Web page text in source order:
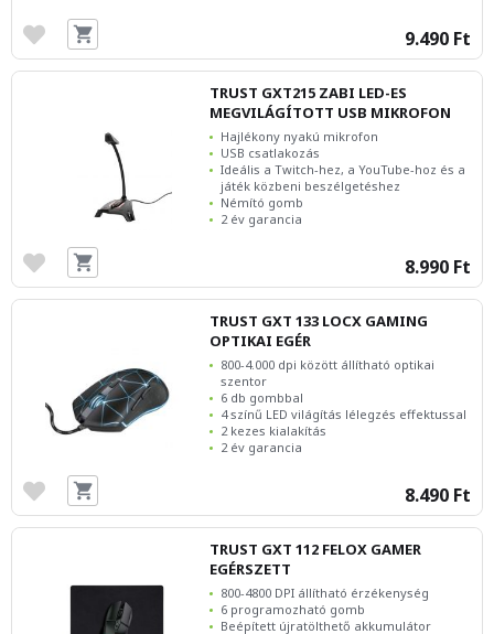
9.490 Ft
TRUST GXT215 ZABI LED-ES
MEGVILÁGÍTOTT USB MIKROFON
Hajlékony nyakú mikrofon
USB csatlakozás
Ideális a Twitch-hez, a YouTube-hoz és a
játék közbeni beszélgetéshez
Némító gomb
2 év garancia
8.990 Ft
TRUST GXT 133 LOCX GAMING
OPTIKAI EGÉR
800-4.000 dpi között állítható optikai
szentor
6 db gombbal
4 színű LED világítás lélegzés effektussal
2 kezes kialakítás
2 év garancia
8.490 Ft
TRUST GXT 112 FELOX GAMER
EGÉRSZETT
800-4800 DPI állítható érzékenység
6 programozható gomb
Beépített újratölthető akkumulátor